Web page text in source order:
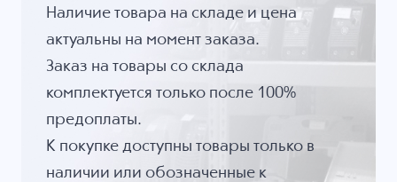
Наличие товара на складе и цена
актуальны на момент заказа.
Заказ на товары со склада
комплектуется только после 100%
предоплаты.
К покупке доступны товары только в
наличии или обозначенные к